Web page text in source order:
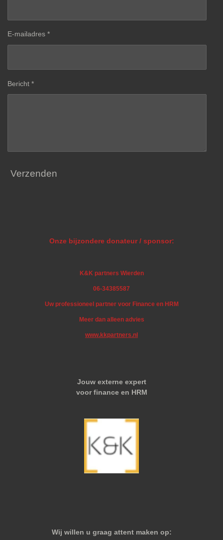
E-mailadres *
Bericht *
Verzenden
Onze bijzondere donateur / sponsor:
K&K partners Wierden
06-34385587
Uw professioneel partner voor Finance en HRM
Meer dan alleen advies
www.kkpartners.nl
Jouw externe expert
voor finance en HRM
Wij willen u graag attent maken op: